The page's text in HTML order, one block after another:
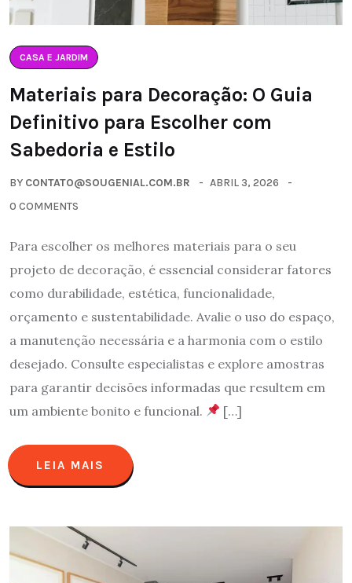
CASA E JARDIM
Materiais para Decoração: O Guia
Definitivo para Escolher com
Sabedoria e Estilo
BY CONTATO@SOUGENIAL.COM.BR
ABRIL 3, 2026
0 COMMENTS
Para escolher os melhores materiais para o seu
projeto de decoração, é essencial considerar fatores
como durabilidade, estética, funcionalidade,
orçamento e sustentabilidade. Avalie o uso do espaço,
a manutenção necessária e a harmonia com o estilo
desejado. Consulte especialistas e explore amostras
para garantir decisões informadas que resultem em
um ambiente bonito e funcional.
[…]
LEIA MAIS